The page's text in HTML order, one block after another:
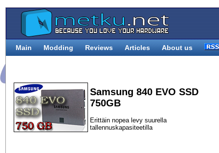
Main Modding Reviews Articles About us
Samsung 840 EVO SSD
750GB
Erittäin nopea levy suurella
tallennuskapasiteetilla